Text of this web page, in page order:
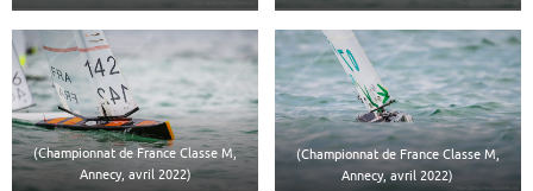
(Championnat de France Classe M,
Annecy, avril 2022)
(Championnat de France Classe M,
Annecy, avril 2022)